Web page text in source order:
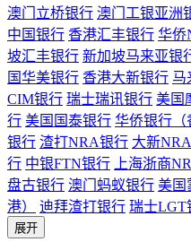
澳门立桥银行 澳门工银亚洲
中国银行 香港汇丰银行 华侨
坡汇丰银行 新加坡马来亚银
国华美银行 香港大新银行 马
CIM银行 瑞士瑞讯银行 美国
行 美国国泰银行 华侨银行（
银行 渣打NRA银行 大新
行 中银FTN银行 上海浙商
盘古银行 澳门蚂蚁银行 美国
港）
迪拜渣打银行 瑞士LGT
展开